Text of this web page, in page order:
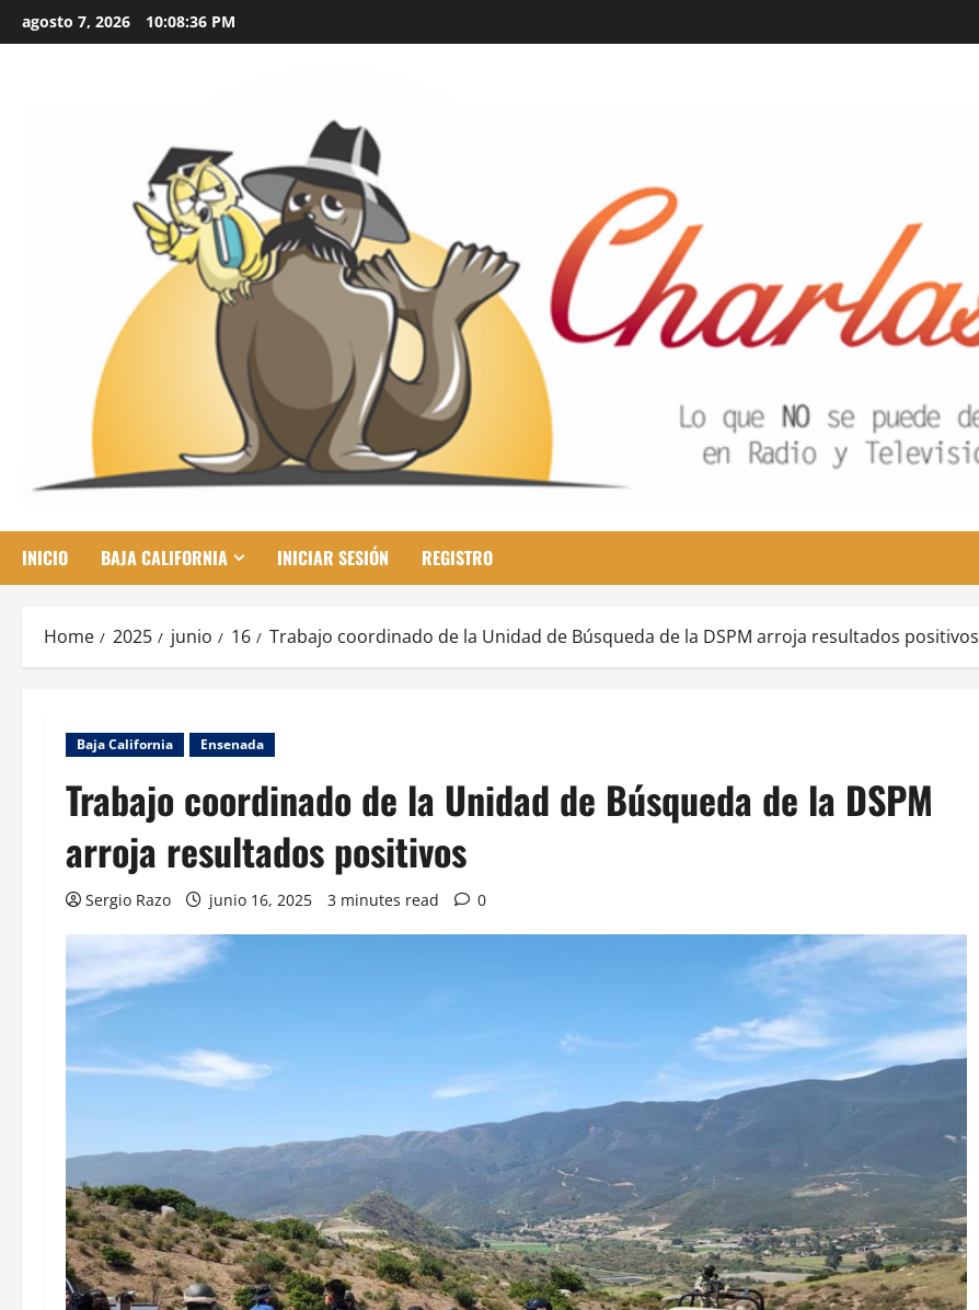
to
agosto 7, 2026 10:08:37 PM
INICIO BAJA CALIFORNIA INICIAR SESIÓN REGISTRO
Home 2025 junio 16 Trabajo coordinado de la Unidad de Búsqueda de la DSPM arroja resultados positivos
Baja California Ensenada
Trabajo coordinado de la Unidad de Búsqueda de la DSPM
arroja resultados positivos
Sergio Razo junio 16, 2025 3 minutes read 0